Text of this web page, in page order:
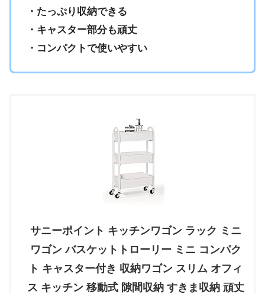
・たっぷり収納できる
・キャスター部分も頑丈
・コンパクトで使いやすい
サニーポイント キッチンワゴン ラック ミニ
ワゴン バスケットトローリー ミニ コンパク
ト キャスター付き 収納ワゴン スリム オフィ
ス キッチン 移動式 隙間収納 すきま収納 頑丈